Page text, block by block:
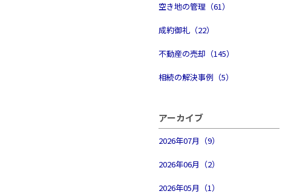
空き地の管理（61）
成約御礼（22）
不動産の売却（145）
相続の解決事例（5）
アーカイブ
2026年07月（9）
2026年06月（2）
2026年05月（1）